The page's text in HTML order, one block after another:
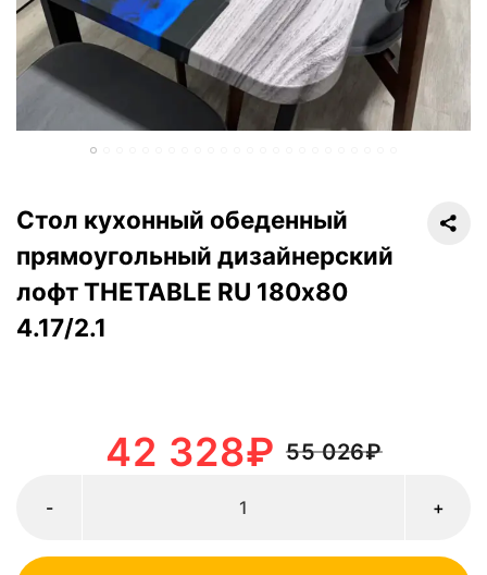
Стол кухонный обеденный
прямоугольный дизайнерский
лофт THETABLE RU 180х80
4.17/2.1
55 026₽
42 328₽
+
-